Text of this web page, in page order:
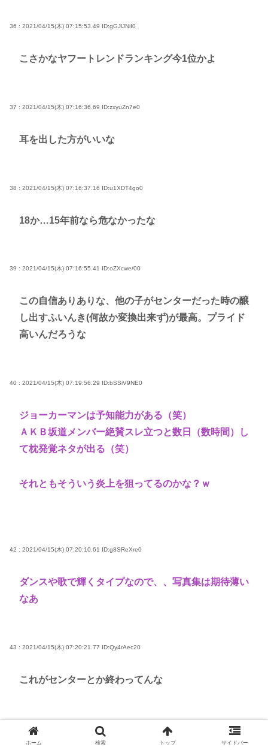
36 : 2021/04/15(木) 07:15:53.49 ID:gGJlJNiI0
こさかなヤフートレンドランキング今1位かよ
37 : 2021/04/15(木) 07:16:36.69 ID:zxyuZn7e0
耳を出した方がいいな
38 : 2021/04/15(木) 07:16:37.16 ID:u1XDT4go0
18か…15年前なら危なかったな
39 : 2021/04/15(木) 07:16:55.41 ID:oZXcwe/00
この自信ありありな、他の子がセンターだった時の醸
し出すふいんき(何故か変換出来ず)が最高。プライド
高いんだろうな
40 : 2021/04/15(木) 07:19:56.29 ID:bSSiV9NE0
ジョーカーマンは予知能力がある（笑）
ＡＫＢ坂道メンバー絶賛スレ立つと数日（数時間）し
て枕発覚ネタが出る（笑）
それともそういう炎上を狙ってるのかな？ｗ
42 : 2021/04/15(木) 07:20:10.61 ID:g8SReXre0
ダンスや歌で輝くタイプなので、、写真集は期待薄い
なあ
43 : 2021/04/15(木) 07:20:21.77 ID:Qy4rAec20
これがセンターとか終わってんな
44 : 2021/04/15(木) 07:21:20.23ID:7XZw4wUR0
ホーム 検索 トップ サイドバー